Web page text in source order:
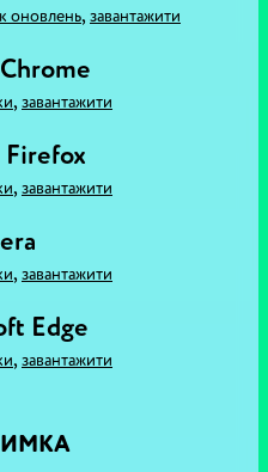
оновлень, завантажити
, завантажити
, завантажити
, завантажити
Edge
, завантажити